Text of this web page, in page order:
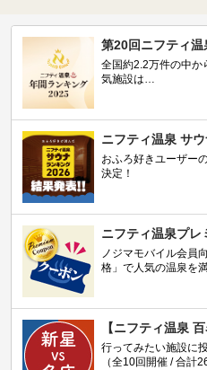
第20回ニフティ
全国約2.2万件の中か
気施設は…
ニフティ温泉 サ
おふろ好きユーザー
決定！
ニフティ温泉プレ
ノジマモバイル会員
格」で人気の温泉を
【ニフティ温泉
行ってみたい施設に
（全10回開催 / 合計